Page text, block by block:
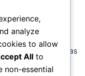
balón. Los
irá el balón y
puede
para hacer jugadas
analyze
to allow
All to
non-essential